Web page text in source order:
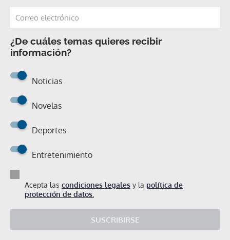
¿De cuáles temas quieres recibir
información?
Noticias
Novelas
Deportes
Entretenimiento
Acepta las condiciones legales y la política de
protección de datos.
SUSCRIBIRSE